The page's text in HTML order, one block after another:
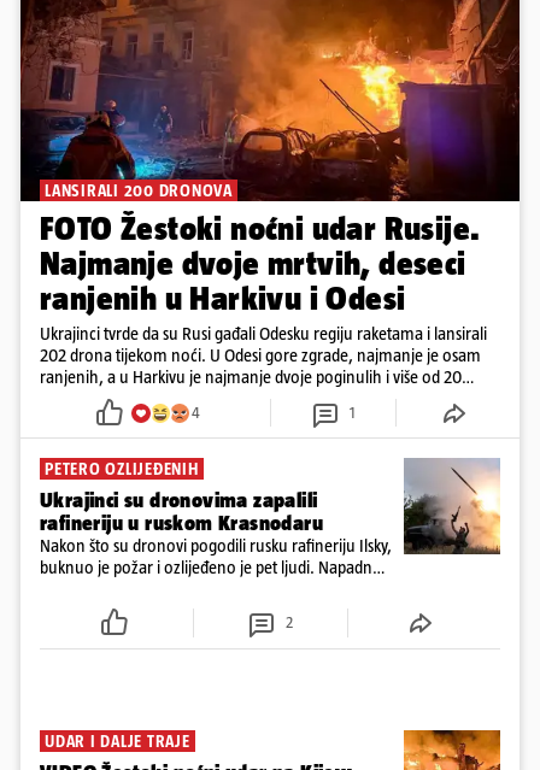
LANSIRALI 200 DRONOVA
FOTO Žestoki noćni udar Rusije.
Najmanje dvoje mrtvih, deseci
ranjenih u Harkivu i Odesi
Ukrajinci tvrde da su Rusi gađali Odesku regiju raketama i lansirali
202 drona tijekom noći. U Odesi gore zgrade, najmanje je osam
ranjenih, a u Harkivu je najmanje dvoje poginulih i više od 20
ranjenih. Jedan projektil raznio je nekoliko katova zgrade.
4 1
PETERO OZLIJEĐENIH
Ukrajinci su dronovima zapalili
rafineriju u ruskom Krasnodaru
Nakon što su dronovi pogodili rusku rafineriju Ilsky,
buknuo je požar i ozlijeđeno je pet ljudi. Napadnut
srušila 397 dronova
2
UDAR I DALJE TRAJE